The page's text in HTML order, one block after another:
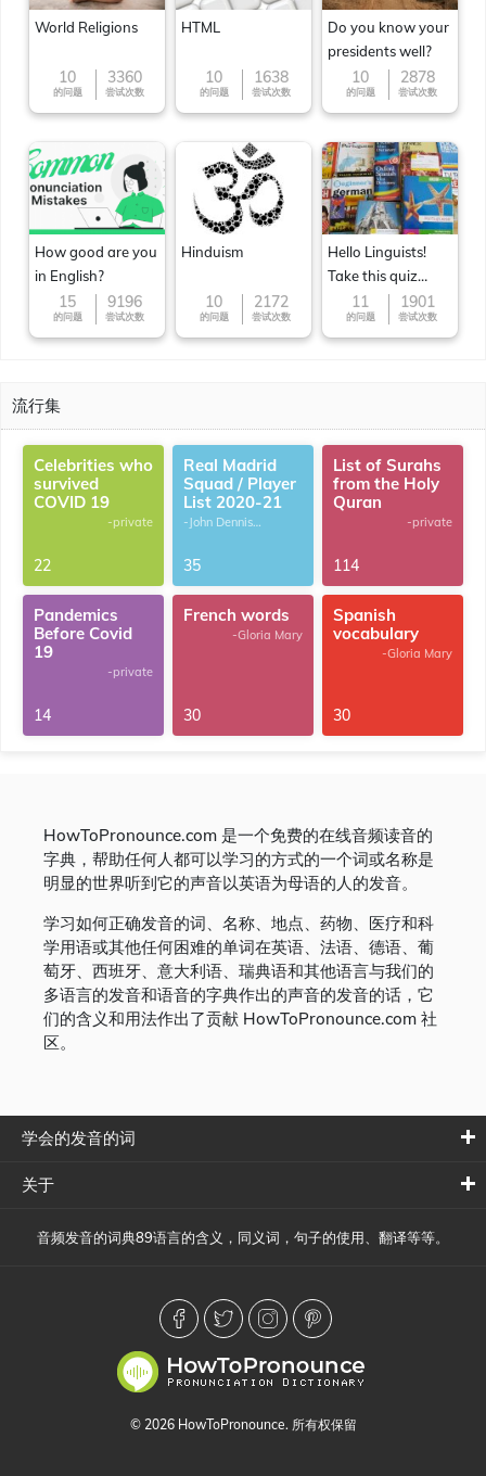
World Religions
10
的问题
3360
尝试次数
HTML
10
的问题
1638
尝试次数
Do you know your
presidents well?
10
的问题
2878
尝试次数
How good are you
in English?
15
的问题
9196
尝试次数
Hinduism
10
的问题
2172
尝试次数
Hello Linguists!
Take this quiz
now!11
的问题
1901
尝试次数
流行集
Celebrities who
survived
COVID 19
-private
22
Real Madrid
Squad / Player
List 2020-21
-John Dennis
35
List of Surahs
from the Holy
Quran
-private
114
Pandemics
Before Covid
19
-private
14
French words
-Gloria Mary
30
Spanish
vocabulary
-Gloria Mary
30
HowToPronounce.com 是一个免费的在线音频读音的
字典，帮助任何人都可以学习的方式的一个词或名称是
明显的世界听到它的声音以英语为母语的人的发音。
学习如何正确发音的词、名称、地点、药物、医疗和科
学用语或其他任何困难的单词在英语、法语、德语、葡
萄牙、西班牙、意大利语、瑞典语和其他语言与我们的
多语言的发音和语音的字典作出的声音的发音的话，它
们的含义和用法作出了贡献 HowToPronounce.com 社
区。
学会的发音的词
关于
音频发音的词典89语言的含义，同义词，句子的使用、翻译等等。
© 2026 HowToPronounce. 所有权保留